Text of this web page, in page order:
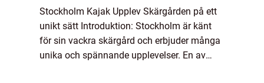
Stockholm Kajak Upplev Skärgården på ett
unikt sätt Introduktion: Stockholm är känt
för sin vackra skärgård och erbjuder många
unika och spännande upplevelser. En av